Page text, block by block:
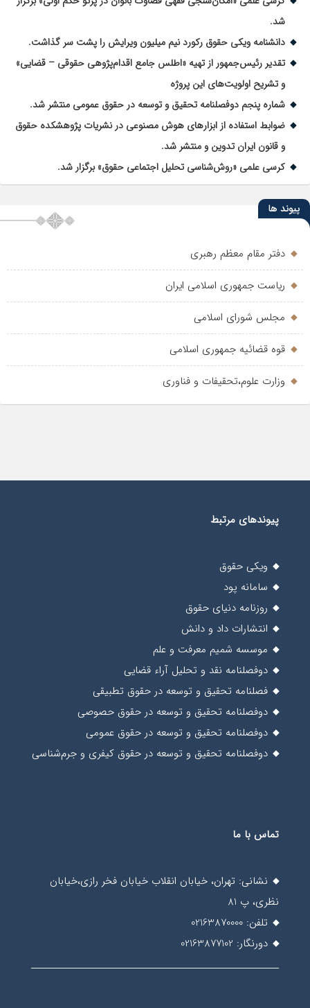
شد.
دانشنامه ویکی حقوق رکورد نیم میلیون ویرایش را پشت سر گذاشت.
تقدیر رئیس‌جمهور از تهیه «اطلس جامع اقدام‌پژوهی حقوقی – قضایی»
و تشریح اولویت‌های این پروژه
شماره پنجم دوفصلنامه تحقیق و توسعه در حقوق عمومی منتشر شد.
ضوابط استفاده از ابزارهای هوش مصنوعی در نشریات پژوهشکده حقوق
و قانون ایران تدوین و منتشر شد.
کرسی علمی «روش‌شناسی تحلیل اجتماعی حقوق» برگزار شد.
پیوند ها
دفتر مقام معظم رهبری
ریاست جمهوری اسلامی ایران
مجلس شورای اسلامی
قوه قضائیه جمهوری اسلامی
وزارت علوم،تحقیفات و فناوری
پیوندهای مرتبط
ویکی حقوق
سامانه پود
روزنامه دنیای حقوق
انتشارات داد و دانش
موسسه شمیم معرفت و علم
دوفصلنامه نقد و تحلیل آراء قضایی
فصلنامه تحقیق و توسعه در حقوق تطبیقی
دوفصلنامه تحقیق و توسعه در حقوق حصوصی
دوفصلنامه تحقیق و توسعه در حقوق عمومی
دوفصلنامه تحقیق و توسعه در حقوق کیفری و جرم‌شناسی
تماس با ما
نشانی: تهران، خیابان انقلاب خیابان فخر رازی،خیابان
نظری، پ 81
تلفن: 02163870000
دورنگار: 02163877102